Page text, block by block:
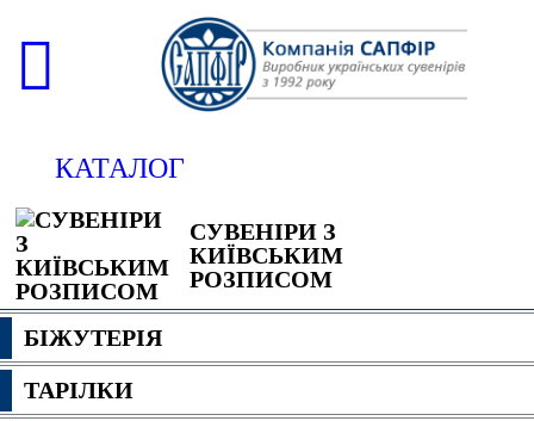
КАТАЛОГ
СУВЕНІРИ З
КИЇВСЬКИМ
РОЗПИСОМ
БІЖУТЕРІЯ
ТАРІЛКИ